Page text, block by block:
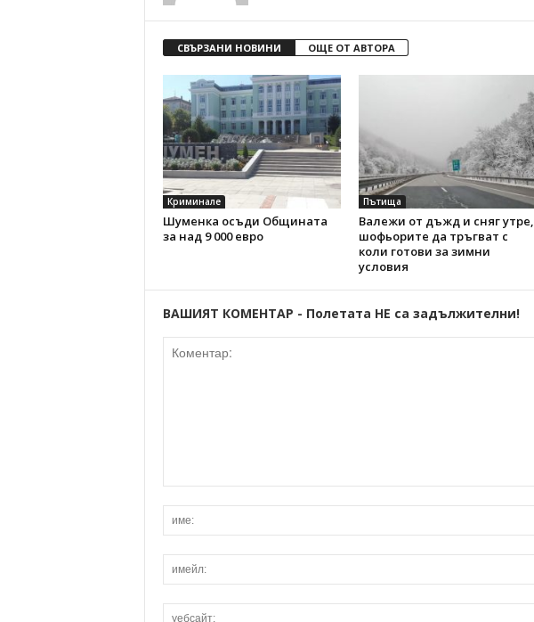
СВЪРЗАНИ НОВИНИ ОЩЕ ОТ АВТОРА
Криминале
Шуменка осъди Общината
за над 9 000 евро
Пътища
Валежи от дъжд и сняг утре,
шофьорите да тръгват с
коли готови за зимни
условия
ВАШИЯТ КОМЕНТАР - Полетата НЕ са задължителни!